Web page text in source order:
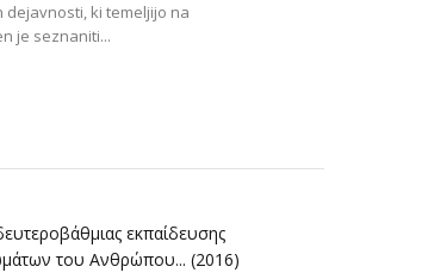
ki temeljijo na
je seznaniti...
εκπαίδευσης
του Ανθρώπου... (2016)